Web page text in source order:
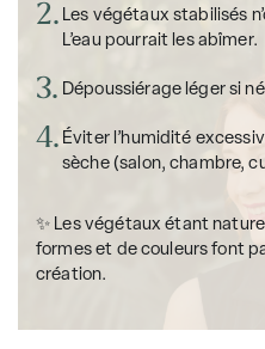
2. Les végétaux stabilisés
L’eau pourrait les abîmer.
3. Dépoussiérage léger si
4. Éviter l’humidité
sèche (salon, chambre,
✨ Les végétaux étant
formes et de couleurs font
création.